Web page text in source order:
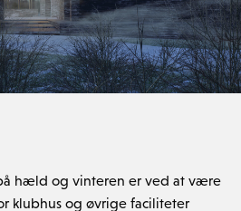
hæld og vinteren er ved at være
klubhus og øvrige faciliteter